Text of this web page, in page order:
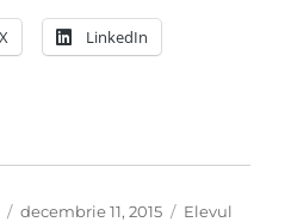
X LinkedIn
Publicat
decembrie 11, 2015 Categorii
Elevul